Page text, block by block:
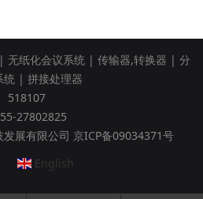
无纸化会议系统| 传输器,转换器 | 分
统 | 拼接处理器
518107
27802825
展有限公司 京ICP备09034371号
English